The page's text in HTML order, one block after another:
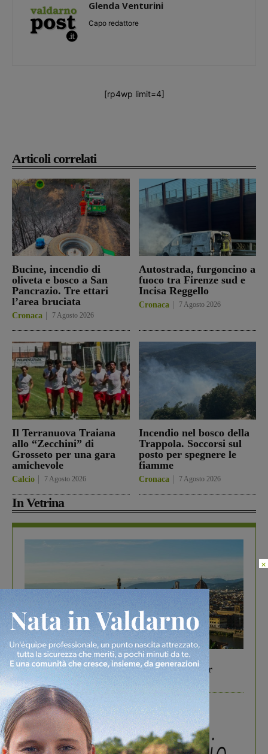
Articoli correlati
Bucine, incendio di
oliveta e bosco a San
Pancrazio. Tre ettari
l’area bruciata
Cronaca 7 Agosto 2026
Autostrada, furgoncino a
fuoco tra Firenze sud e
Incisa Reggello
Cronaca 7 Agosto 2026
Il Terranuova Traiana
allo “Zecchini” di
Grosseto per una gara
amichevole
Calcio 7 Agosto 2026
Incendio nel bosco della
Trappola. Soccorsi sul
posto per spegnere le
fiamme
Cronaca 7 Agosto 2026
In Vetrina
In vetrina 6 Agosto 2026
Gita di famiglia a Firenze: 5 idee per far
divertire i tuoi figli
Glenda Venturini
Capo redattore
[rp4wp limit=4]
×